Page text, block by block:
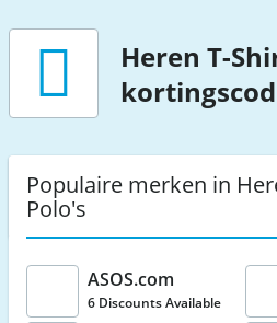
Heren T-
Populaire merken in
Polo's
ASOS.com
6 Discounts Available